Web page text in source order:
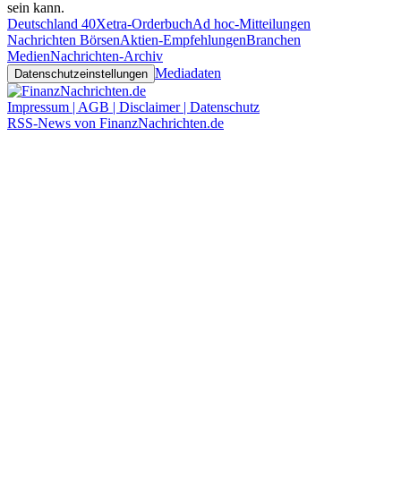
sein kann.
Deutschland 40Xetra-OrderbuchAd hoc-Mitteilungen
Nachrichten BörsenAktien-EmpfehlungenBranchen
MedienNachrichten-Archiv
Datenschutzeinstellungen Mediadaten
Impressum | AGB | Disclaimer | Datenschutz
RSS-News von FinanzNachrichten.de